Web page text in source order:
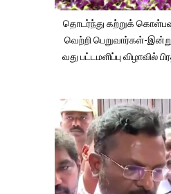
தொடர்ந்து கற்றுக்
வெற்றி பெறுவார்கள்-இன்று
வது பட்டமளிப்பு விழாவில்